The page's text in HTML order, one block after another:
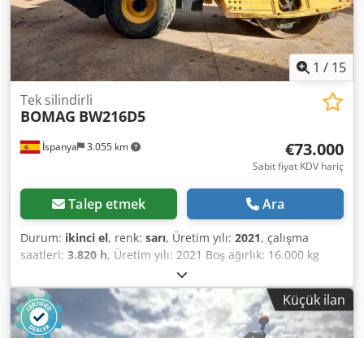
1 / 15
İspanya 3.055 km
Tek silindirli
BOMAG BW216D5
€73.000
Sabit fiyat KDV hariç
Talep etmek Ara
Durum: ikinci el, renk: sarı, Üretim yılı: 2021, çalışma
saatleri: 3.820 h, Üretim yılı: 2021 Boş ağırlık: 16.000 kg
Boyutlar (U x G x Y): 622 x 230 x 299 cm Motor tipi: Deutz
DEUTZ TCD4.1 L-4 Credox Sqhiopfx Aqvef
Küçük ilan